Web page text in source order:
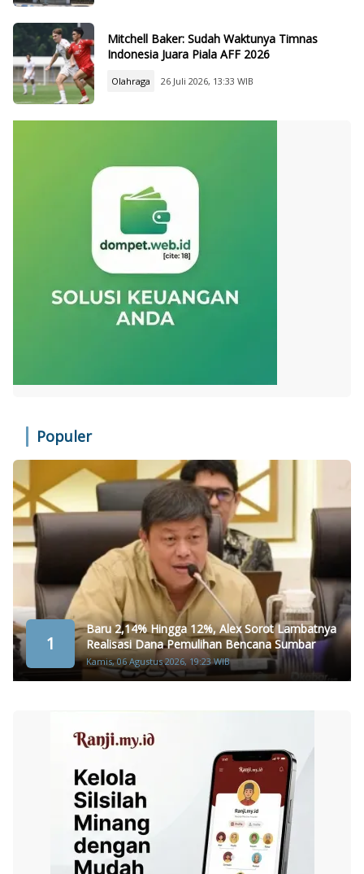
Mitchell Baker: Sudah Waktunya Timnas
Indonesia Juara Piala AFF 2026
Olahraga 26 Juli 2026, 13:33 WIB
Populer
1
Baru 2,14% Hingga 12%, Alex Sorot Lambatnya
Realisasi Dana Pemulihan Bencana Sumbar
Kamis, 06 Agustus 2026, 19:23 WIB